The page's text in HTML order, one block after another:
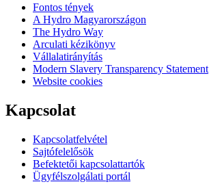
Fontos tények
A Hydro Magyarországon
The Hydro Way
Arculati kézikönyv
Vállalatirányítás
Modern Slavery Transparency Statement
Website cookies
Kapcsolat
Kapcsolatfelvétel
Sajtófelelősök
Befektetői kapcsolattartók
Ügyfélszolgálati portál